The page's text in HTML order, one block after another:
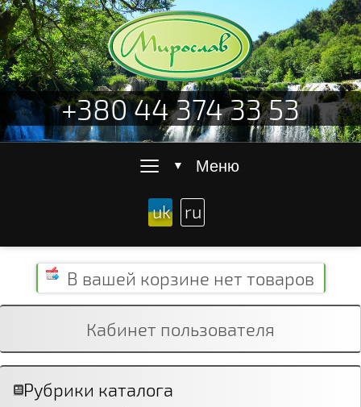
+380 44 374 33 53
≡ ▼ Меню
uk ru
В вашей корзине нет товаров
Кабинет пользователя
Рубрики каталога